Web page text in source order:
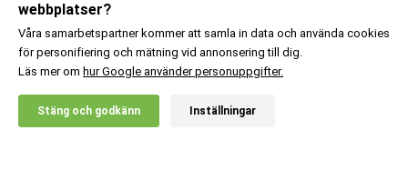
20% RABATT!
X
webbplatser?
Våra samarbetspartner kommer att samla in data och använda cookies
för personifiering och mätning vid annonsering till dig.
Läs mer om hur Google använder personuppgifter.
Stäng och godkänn Inställningar